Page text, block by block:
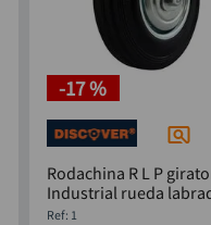
-17 %
Rodachina R L P
Industrial rueda
DISCOVER
: 1